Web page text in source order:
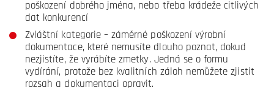
poškození dobrého jména, nebo třeba krádeže citlivých
dat konkurencí
Zvláštní kategorie – záměrné poškození výrobní
dokumentace, které nemusíte dlouho poznat, dokud
nezjistíte, že vyrábíte zmetky. Jedná se o formu
vydírání, protože bez kvalitních záloh nemůžete zjistit
rozsah a dokumentaci opravit.